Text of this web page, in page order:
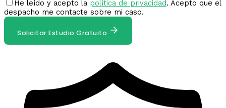
He leído y acepto la política de privacidad. Acepto que el
despacho me contacte sobre mi caso.
Solicitar Estudio Gratuito